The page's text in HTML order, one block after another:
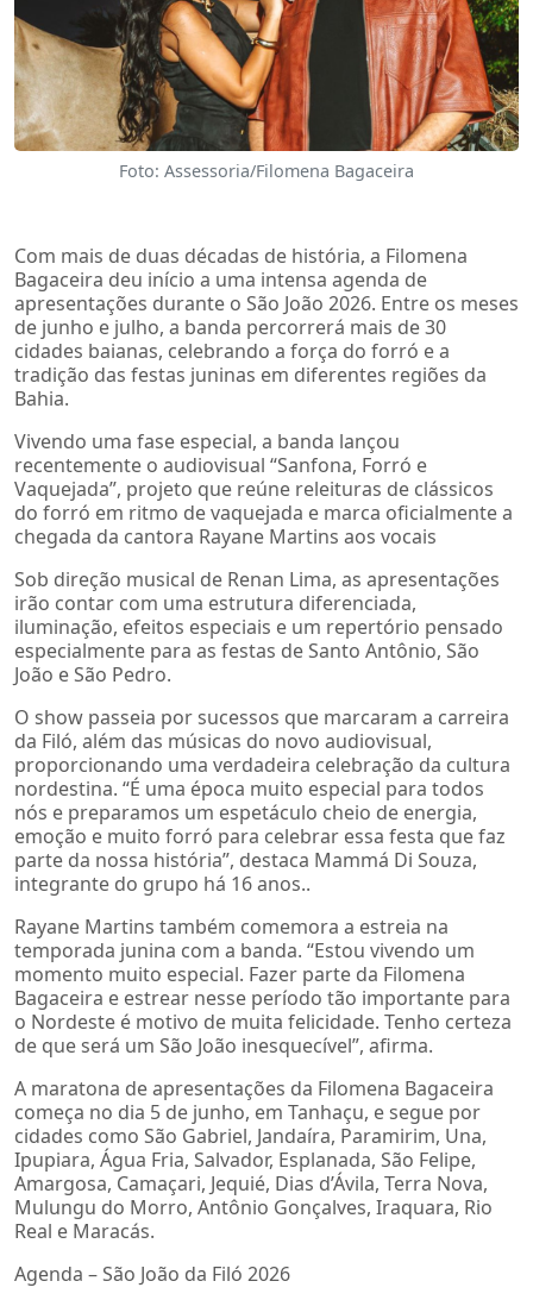
Foto: Assessoria/Filomena Bagaceira
Com mais de duas décadas de história, a Filomena
Bagaceira deu início a uma intensa agenda de
apresentações durante o São João 2026. Entre os meses
de junho e julho, a banda percorrerá mais de 30
cidades baianas, celebrando a força do forró e a
tradição das festas juninas em diferentes regiões da
Bahia.
Vivendo uma fase especial, a banda lançou
recentemente o audiovisual “Sanfona, Forró e
Vaquejada”, projeto que reúne releituras de clássicos
do forró em ritmo de vaquejada e marca oficialmente a
chegada da cantora Rayane Martins aos vocais
Sob direção musical de Renan Lima, as apresentações
irão contar com uma estrutura diferenciada,
iluminação, efeitos especiais e um repertório pensado
especialmente para as festas de Santo Antônio, São
João e São Pedro.
O show passeia por sucessos que marcaram a carreira
da Filó, além das músicas do novo audiovisual,
proporcionando uma verdadeira celebração da cultura
nordestina. “É uma época muito especial para todos
nós e preparamos um espetáculo cheio de energia,
emoção e muito forró para celebrar essa festa que faz
parte da nossa história”, destaca Mammá Di Souza,
integrante do grupo há 16 anos..
Rayane Martins também comemora a estreia na
temporada junina com a banda. “Estou vivendo um
momento muito especial. Fazer parte da Filomena
Bagaceira e estrear nesse período tão importante para
o Nordeste é motivo de muita felicidade. Tenho certeza
de que será um São João inesquecível”, afirma.
A maratona de apresentações da Filomena Bagaceira
começa no dia 5 de junho, em Tanhaçu, e segue por
cidades como São Gabriel, Jandaíra, Paramirim, Una,
Ipupiara, Água Fria, Salvador, Esplanada, São Felipe,
Amargosa, Camaçari, Jequié, Dias d’Ávila, Terra Nova,
Mulungu do Morro, Antônio Gonçalves, Iraquara, Rio
Real e Maracás.
Agenda – São João da Filó 2026